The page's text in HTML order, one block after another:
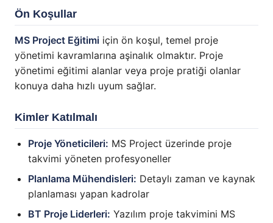
Ön Koşullar
MS Project Eğitimi için ön koşul, temel proje
yönetimi kavramlarına aşinalık olmaktır. Proje
yönetimi eğitimi alanlar veya proje pratiği olanlar
konuya daha hızlı uyum sağlar.
Kimler Katılmalı
Proje Yöneticileri: MS Project üzerinde proje
takvimi yöneten profesyoneller
Planlama Mühendisleri: Detaylı zaman ve kaynak
planlaması yapan kadrolar
BT Proje Liderleri: Yazılım proje takvimini MS